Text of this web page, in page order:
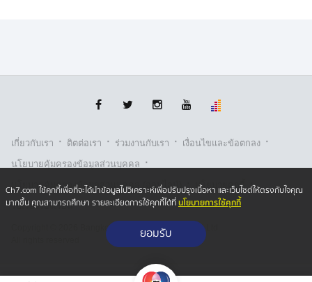
เกี่ยวกับเรา · ติตต่อเรา · ร่วมงานกับเรา · เงื่อนไขและข้อตกลง ·
นโยบายคุ้มครองข้อมูลส่วนบุคคล ·
นโยบายคุ้มครองข้อมูลส่วนบุคคล (ออนไลน์) · นโยบายคุกกี้ ·
รับเรื่องร้องเรียน
Copyright © 2026 Bangkok Broadcasting & T.V. Co.,Ltd.
Ch7.com ใช้คุกกี้เพื่อที่จะได้นำข้อมูลไปวิเคราะห์เพื่อปรับปรุงเนื้อหา และเว็บไซต์ให้ตรงกับใจคุณ
มากขึ้น คุณสามารถศึกษา รายละเอียดการใช้คุกกี้ได้ที่นโยบายการใช้คุกกี้
ยอมรับ